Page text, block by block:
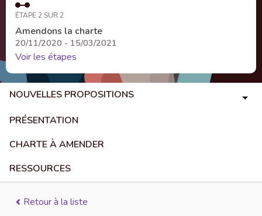
ÉTAPE 2 SUR 2
Amendons la charte
20/11/2020 - 15/03/2021
Voir les étapes
NOUVELLES PROPOSITIONS
PRÉSENTATION
CHARTE À AMENDER
RESSOURCES
Retour à la liste